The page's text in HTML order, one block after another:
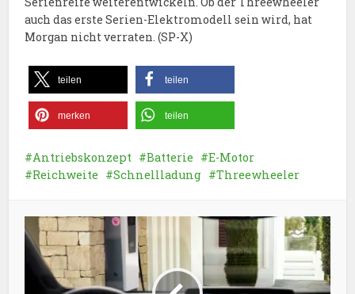
auch das erste Serien-Elektromodell sein wird, hat
Morgan nicht verraten. (SP-X)
teilen teilen
merken teilen
Antriebskonzept Batterie
E-Motor
Reichweite
Schnellladung Threewheeler